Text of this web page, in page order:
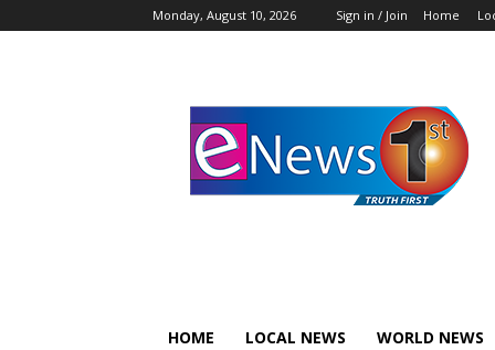
Monday, August 10, 2026 Sign in / Join Home
HOME LOCAL NEWS WORLD NEWS